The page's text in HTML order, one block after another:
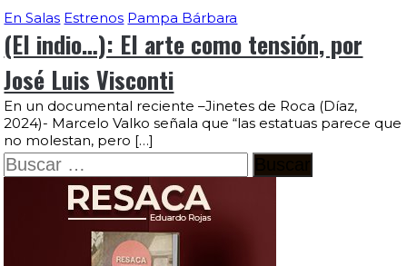
En Salas Estrenos Pampa Bárbara
(El indio…): El arte como tensión, por
José Luis Visconti
En un documental reciente –Jinetes de Roca (Díaz,
2024)- Marcelo Valko señala que “las estatuas parece que
no molestan, pero […]
Buscar: